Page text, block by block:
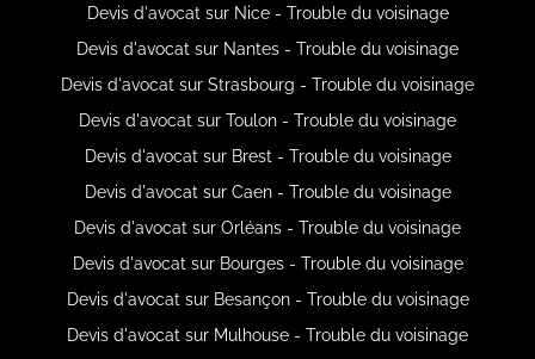
Devis d'avocat sur Nice - Trouble du voisinage
Devis d'avocat sur Nantes - Trouble du voisinage
Devis d'avocat sur Strasbourg - Trouble du voisinage
Devis d'avocat sur Toulon - Trouble du voisinage
Devis d'avocat sur Brest - Trouble du voisinage
Devis d'avocat sur Caen - Trouble du voisinage
Devis d'avocat sur Orléans - Trouble du voisinage
Devis d'avocat sur Bourges - Trouble du voisinage
Devis d'avocat sur Besançon - Trouble du voisinage
Devis d'avocat sur Mulhouse - Trouble du voisinage